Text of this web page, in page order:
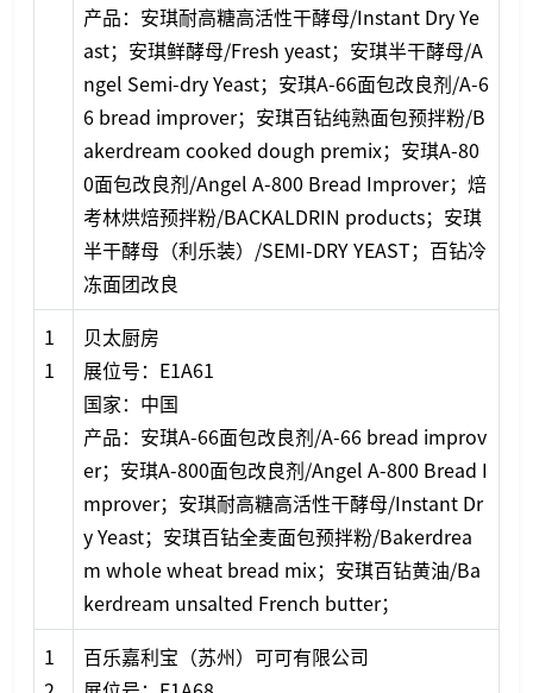
产品：安琪耐高糖高活性干酵母/Instant Dry Ye
ast；安琪鲜酵母/Fresh yeast；安琪半干酵母/A
ngel Semi-dry Yeast；安琪A-66面包改良剂/A-6
6 bread improver；安琪百钻纯熟面包预拌粉/B
akerdream cooked dough premix；安琪A-80
0面包改良剂/Angel A-800 Bread Improver；焙
考林烘焙预拌粉/BACKALDRIN products；安琪
半干酵母（利乐装）/SEMI-DRY YEAST；百钻冷
冻面团改良
1
1
贝太厨房
展位号：E1A61
国家：中国
产品：安琪A-66面包改良剂/A-66 bread improv
er；安琪A-800面包改良剂/Angel A-800 Bread I
mprover；安琪耐高糖高活性干酵母/Instant Dr
y Yeast；安琪百钻全麦面包预拌粉/Bakerdrea
m whole wheat bread mix；安琪百钻黄油/Ba
kerdream unsalted French butter；
1
百乐嘉利宝（苏州）可可有限公司